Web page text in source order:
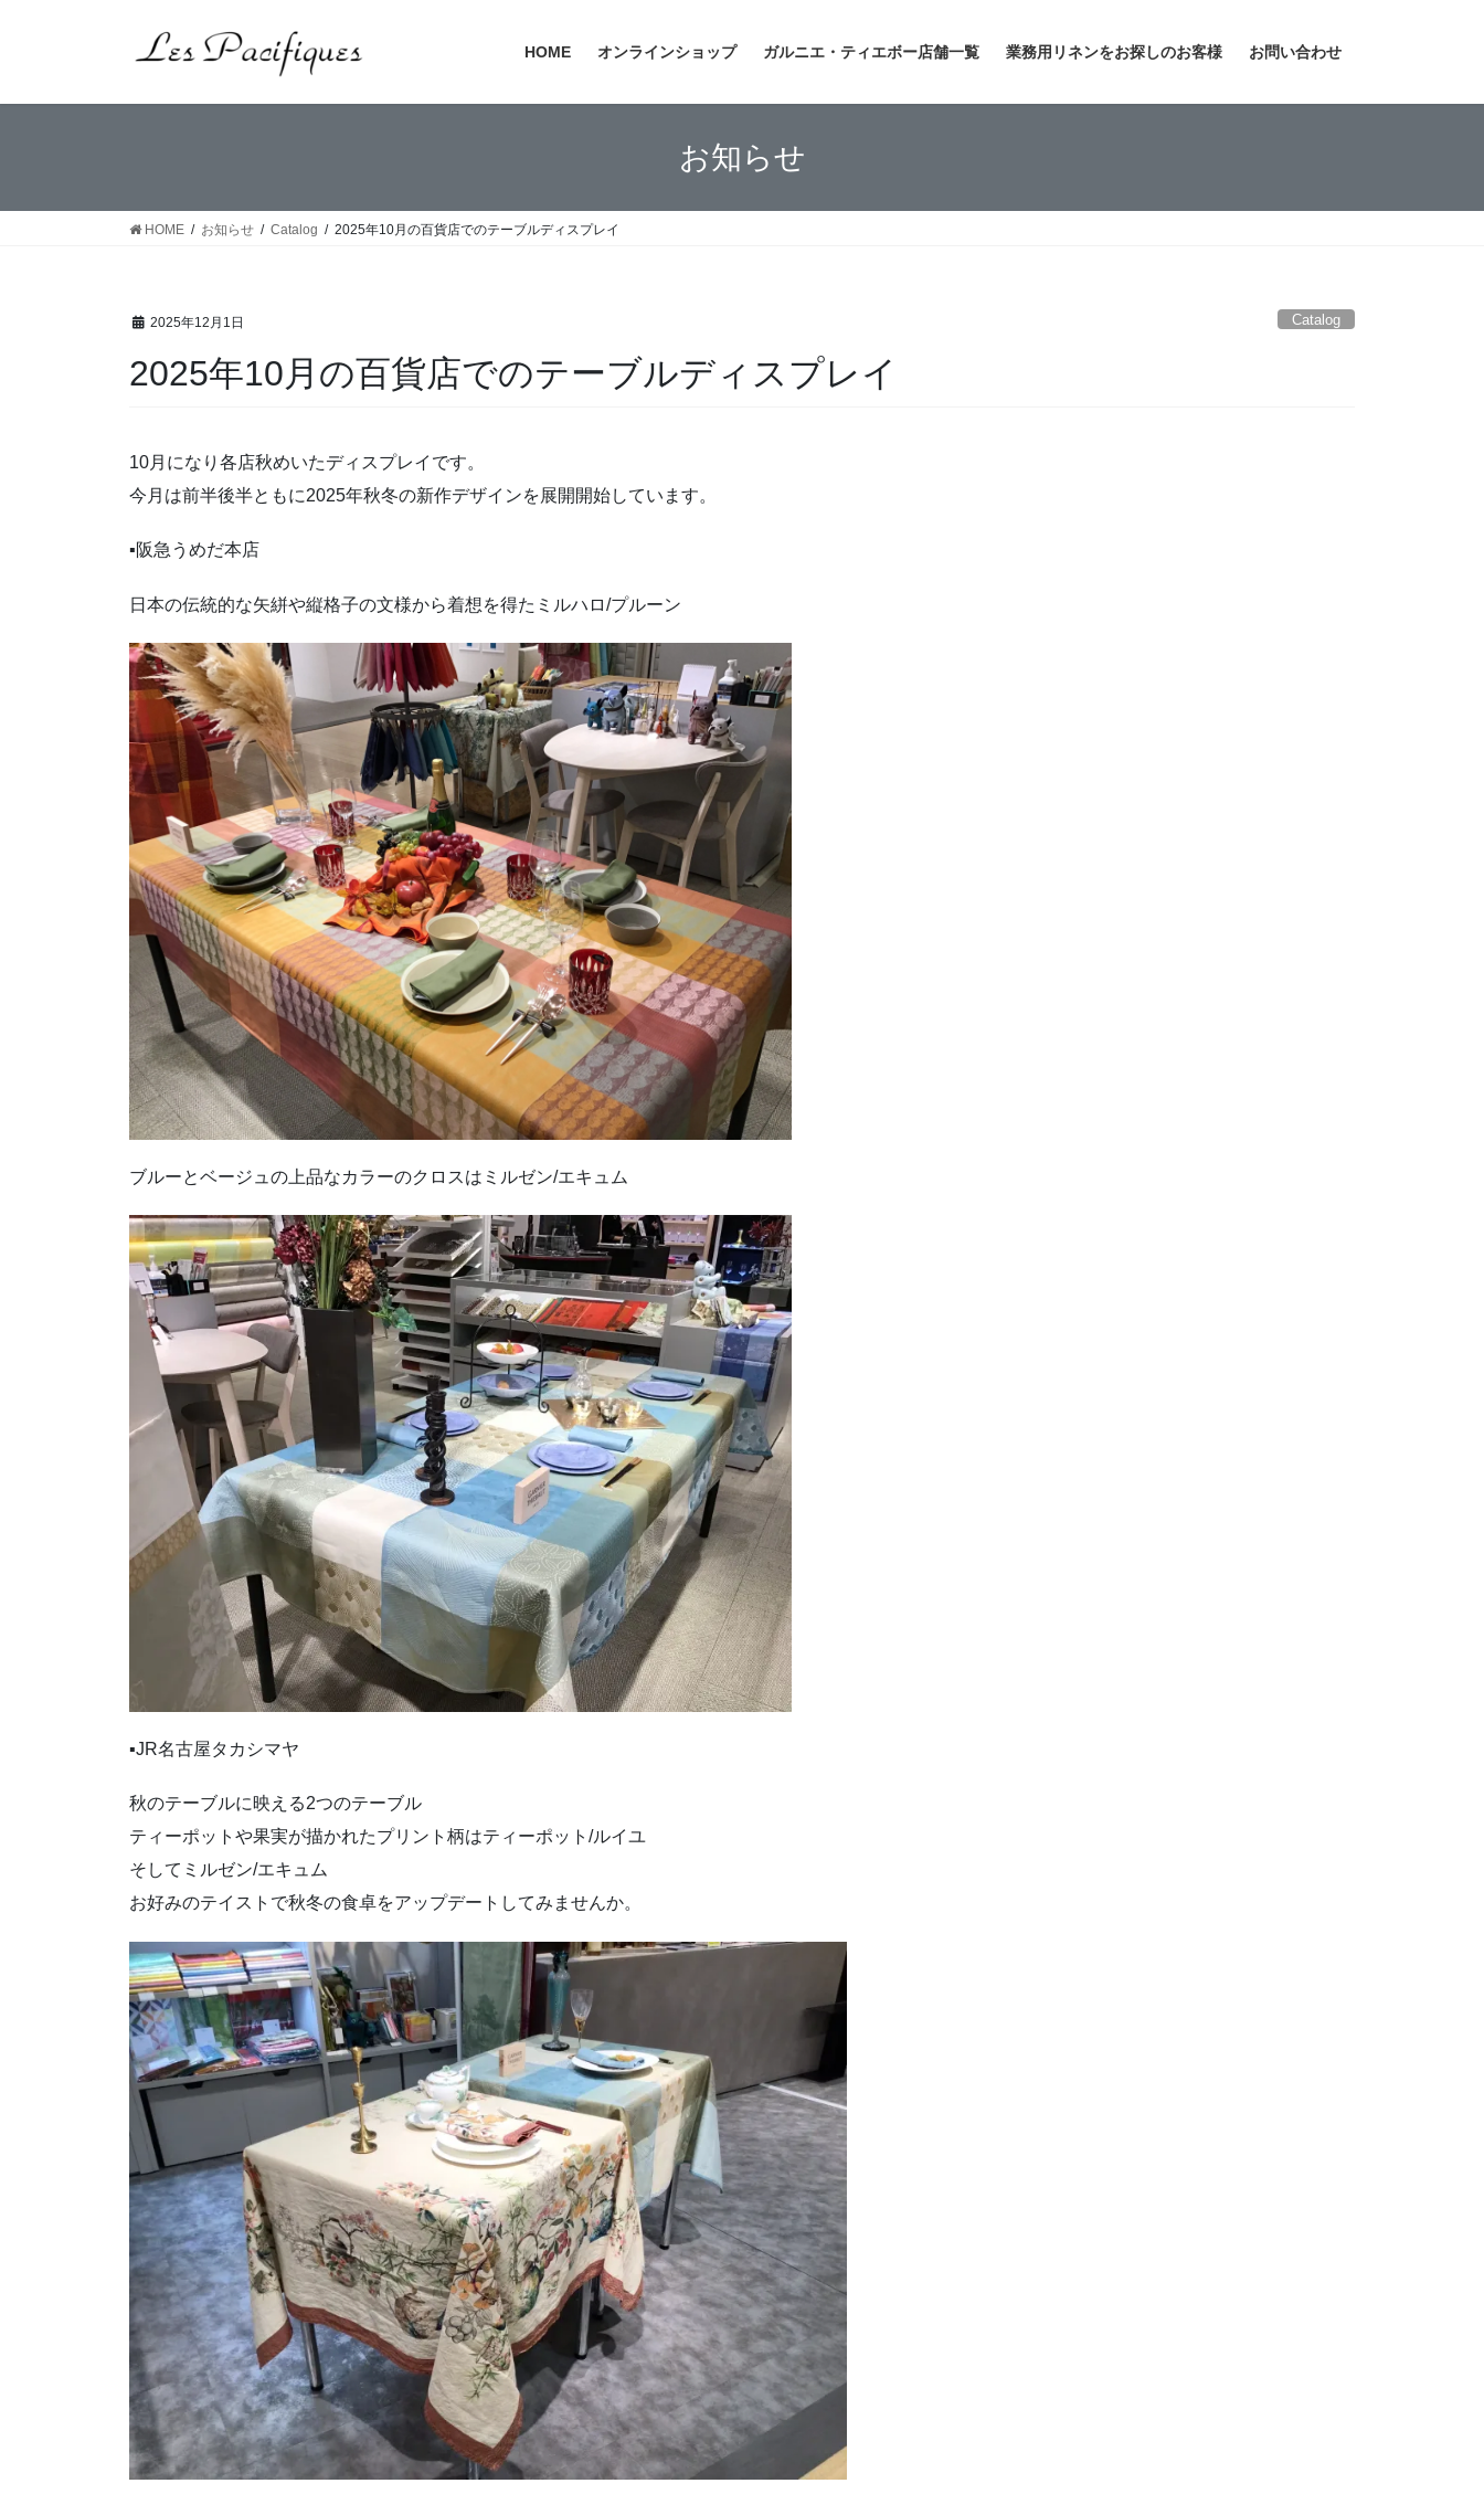
HOME オンラインショップ ガルニエ・ティエボー店舗一覧 業務用リネンをお探しのお客様 お問い合わせ
お知らせ
HOME お知らせ Catalog 2025年10月の百貨店でのテーブルディスプレイ
2025年12月1日 Catalog
2025年10月の百貨店でのテーブルディスプレイ
10月になり各店秋めいたディスプレイです。
今月は前半後半ともに2025年秋冬の新作デザインを展開開始しています。
▪阪急うめだ本店
日本の伝統的な矢絣や縦格子の文様から着想を得たミルハロ/プルーン
ブルーとベージュの上品なカラーのクロスはミルゼン/エキュム
▪JR名古屋タカシマヤ
秋のテーブルに映える2つのテーブル
ティーポットや果実が描かれたプリント柄はティーポット/ルイユ
そしてミルゼン/エキュム
お好みのテイストで秋冬の食卓をアップデートしてみませんか。